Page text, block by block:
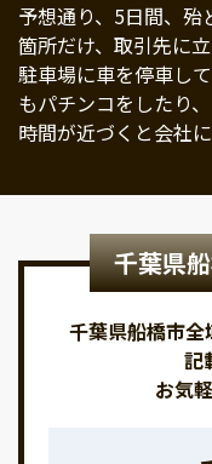
予想通り、5日間、殆
箇所だけ、取引先に
駐車場に車を停車し
もパチンコをしたり
時間が近づくと会社
千葉県
千葉県船橋市全
記
お気